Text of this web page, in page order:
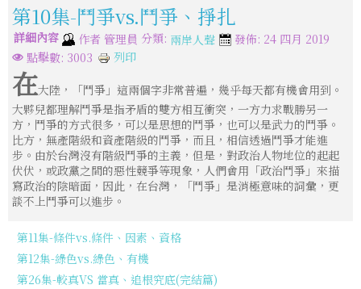
第10集-鬥爭vs.鬥爭、掙扎
詳細內容 作者 管理員 分類: 兩岸人聲
發佈: 24 四月 2019
點擊數: 3003
列印
在大陸，「鬥爭」這兩個字非常普遍，幾乎每天都有機會用到。
大夥兒都理解鬥爭是指矛盾的雙方相互衝突，一方力求戰勝另一
方，鬥爭的方式很多，可以是思想的鬥爭，也可以是武力的鬥爭。
比方，無產階級和資產階級的鬥爭，而且，相信透過鬥爭才能進
步。由於台灣沒有階級鬥爭的主義，但是，對政治人物地位的起起
伏伏，或政黨之間的惡性競爭等現象，人們會用「政治鬥爭」來描
寫政治的陰暗面，因此，在台灣，「鬥爭」是消極意味的詞彙，更
談不上鬥爭可以進步。
第11集-條件vs.條件、因素、資格
第12集-綠色vs.綠色、有機
第26集-較真VS 當真、追根究底(完結篇)